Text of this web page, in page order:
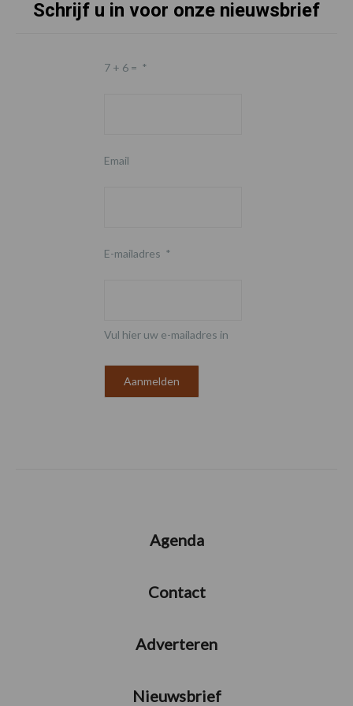
Schrijf u in voor onze nieuwsbrief
7 + 6 = *
Email
E-mailadres *
Vul hier uw e-mailadres in
Agenda
Contact
Adverteren
Nieuwsbrief